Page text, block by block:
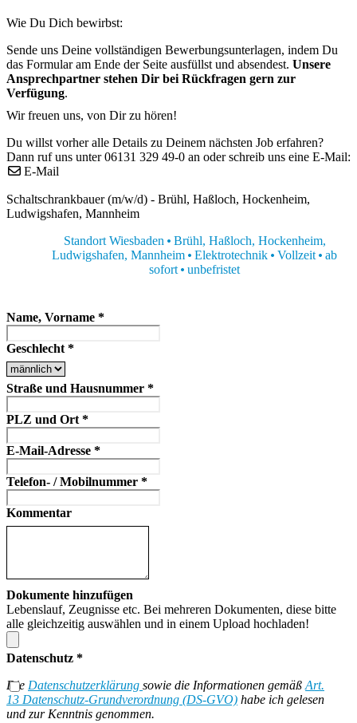
Wie Du Dich bewirbst:
Sende uns Deine vollständigen Bewerbungsunterlagen, indem Du
das Formular am Ende der Seite ausfüllst und absendest. Unsere
Ansprechpartner stehen Dir bei Rückfragen gern zur
Verfügung.
Wir freuen uns, von Dir zu hören!
Du willst vorher alle Details zu Deinem nächsten Job erfahren?
Dann ruf uns unter 06131 329 49-0 an oder schreib uns eine E-Mail:
E-Mail
Schaltschrankbauer (m/w/d) - Brühl, Haßloch, Hockenheim,
Ludwigshafen, Mannheim
Standort Wiesbaden Brühl, Haßloch, Hockenheim,
Ludwigshafen, Mannheim
Elektrotechnik Vollzeit
ab
sofort
unbefristet
Name, Vorname *
Geschlecht *
Straße und Hausnummer *
PLZ und Ort *
E-Mail-Adresse *
Telefon- / Mobilnummer *
Kommentar
Dokumente hinzufügen
Lebenslauf, Zeugnisse etc. Bei mehreren Dokumenten, diese bitte
alle gleichzeitig auswählen und in einem Upload hochladen!
Datenschutz *
Die Datenschutzerklärung sowie die Informationen gemäß Art.
13 Datenschutz-Grundverordnung (DS-GVO) habe ich gelesen
und zur Kenntnis genommen.